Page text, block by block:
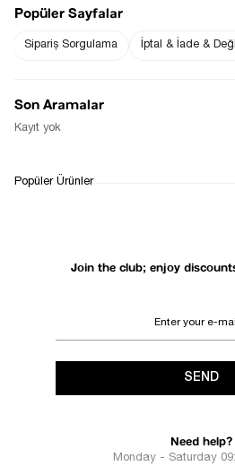
RETURN AND EXCHANGE
Join the club; enjoy
SEND
Need help?
Monday - Saturday
Popüler Sayfalar
Sipariş Sorgulama İptal & İade &
Son Aramalar
Kayıt yok
Popüler Ürünler